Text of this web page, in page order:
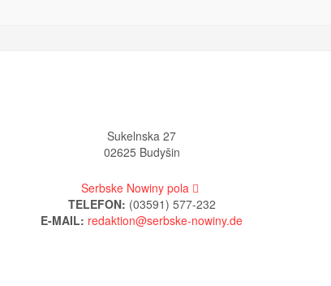
Sukelnska 27
02625 Budyšin
Serbske Nowiny pola
TELEFON: (03591) 577-232
E-MAIL: